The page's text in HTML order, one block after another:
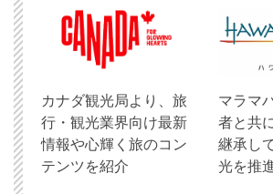
​カナダ観光局より、旅
行・観光業界向け最新
情報や心輝く旅のコン
テンツを紹介
マラマ
者と共
継承し
光を推